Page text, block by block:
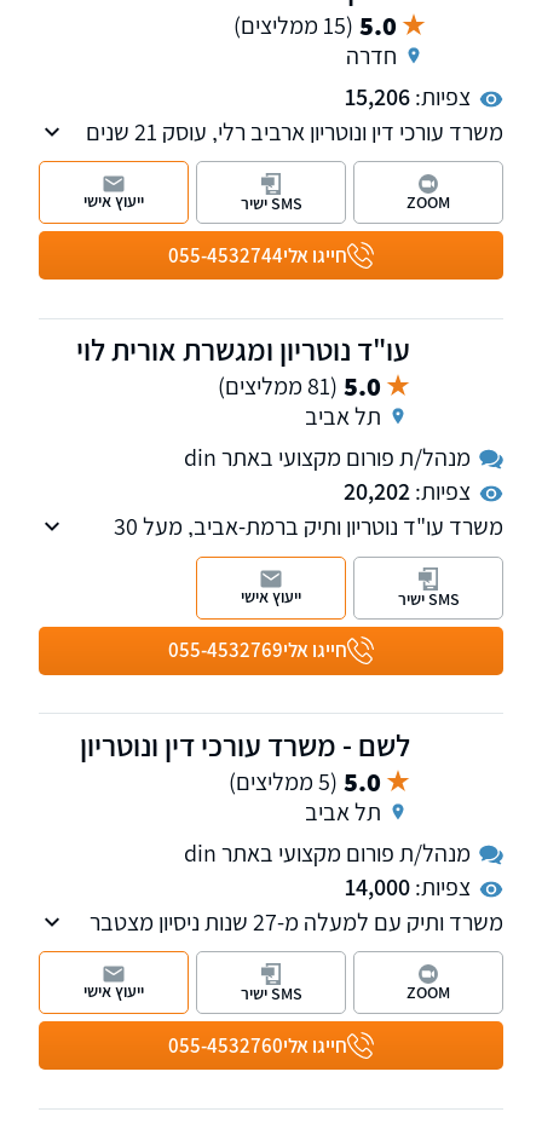
5.0 (15 ממליצים)
חדרה
צפיות:15,206
משרד עורכי דין ונוטריון ארביב רלי, עוסק 21 שנים
בתחומי המשפט המסחרי, דיני עבודה ושירותי
נוטריון.
חייגו אלי055-4532744
ZOOM SMS ישיר ייעוץ אישי
עו"ד נוטריון ומגשרת אורית לוי
5.0 (81 ממליצים)
תל אביב
מנהל/ת פורום מקצועי באתר din
צפיות:20,202
משרד עו"ד נוטריון ותיק ברמת-אביב, מעל 30
שנות ניסיון, המעניק טיפול משפטי מקצועי, מקיף
ומהימן ביעילות ובאדיבות במגוון תחומים.
חייגו אלי055-4532769
SMS ישיר ייעוץ אישי
לשם - משרד עורכי דין ונוטריון
5.0 (5 ממליצים)
תל אביב
מנהל/ת פורום מקצועי באתר din
צפיות:14,000
משרד ותיק עם למעלה מ-27 שנות ניסיון מצטבר
בתחום דיני המשפחה והמקרקעין, עם התמחות
מיוחדת במיסוי מקרקעין. מנהלי פורום אפוטרופסות
| זכויות קשישים | בעלי מוגבלויות, עו"ד ונוטריון
לשם מוסמך מטעם האפוטרופוס הכללי להגיש יפוי
כוח מתמשך.
חייגו אלי055-4532760
ZOOM SMS ישיר ייעוץ אישי